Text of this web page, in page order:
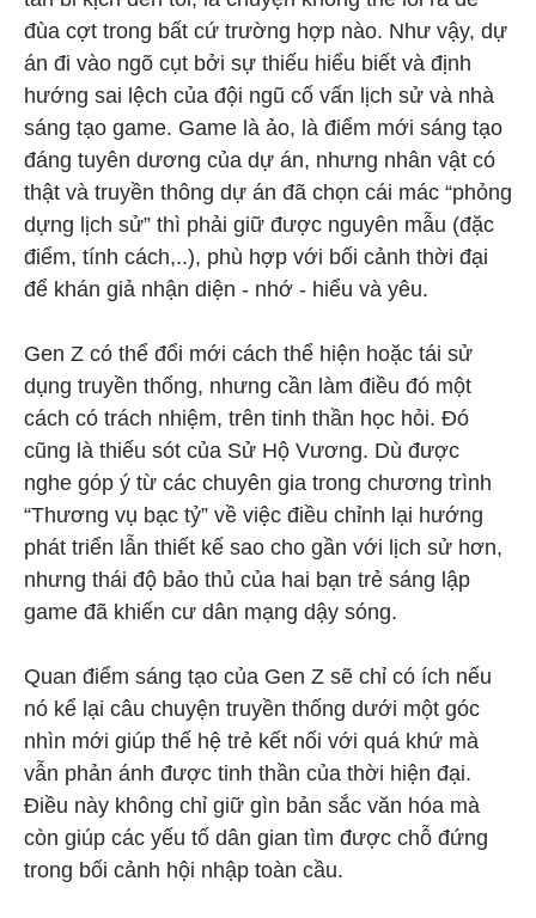
đùa cợt trong bất cứ trường hợp nào. Như vậy, dự
án đi vào ngõ cụt bởi sự thiếu hiểu biết và định
hướng sai lệch của đội ngũ cố vấn lịch sử và nhà
sáng tạo game. Game là ảo, là điểm mới sáng tạo
đáng tuyên dương của dự án, nhưng nhân vật có
thật và truyền thông dự án đã chọn cái mác “phỏng
dựng lịch sử” thì phải giữ được nguyên mẫu (đặc
điểm, tính cách,..), phù hợp với bối cảnh thời đại
để khán giả nhận diện - nhớ - hiểu và yêu.
Gen Z có thể đổi mới cách thể hiện hoặc tái sử
dụng truyền thống, nhưng cần làm điều đó một
cách có trách nhiệm, trên tinh thần học hỏi. Đó
cũng là thiếu sót của Sử Hộ Vương. Dù được
nghe góp ý từ các chuyên gia trong chương trình
“Thương vụ bạc tỷ” về việc điều chỉnh lại hướng
phát triển lẫn thiết kế sao cho gần với lịch sử hơn,
nhưng thái độ bảo thủ của hai bạn trẻ sáng lập
game đã khiến cư dân mạng dậy sóng.
Quan điểm sáng tạo của Gen Z sẽ chỉ có ích nếu
nó kể lại câu chuyện truyền thống dưới một góc
nhìn mới giúp thế hệ trẻ kết nối với quá khứ mà
vẫn phản ánh được tinh thần của thời hiện đại.
Điều này không chỉ giữ gìn bản sắc văn hóa mà
còn giúp các yếu tố dân gian tìm được chỗ đứng
trong bối cảnh hội nhập toàn cầu.